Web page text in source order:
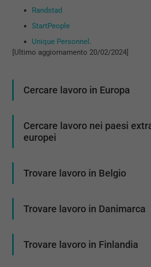
Randstad
StartPeople
Unique Personnel .
[Ultimo aggiornamento 20/02/2024]
Cercare lavoro in Europa
Cercare lavoro nei paesi
europei
Trovare lavoro in Belgio
Trovare lavoro in Danimarca
Trovare lavoro in Finlandia